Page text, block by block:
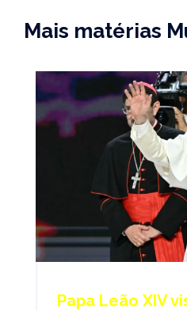
Mais matérias
Papa Leão XIV